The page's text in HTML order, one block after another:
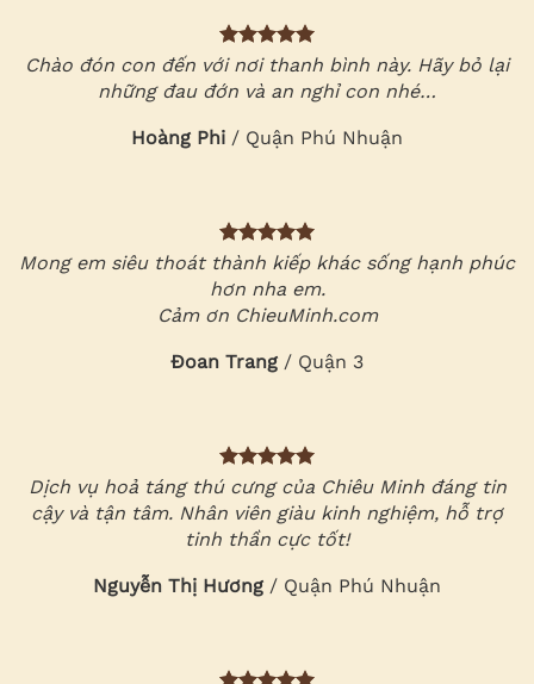
Chào đón con đến với nơi thanh bình này. Hãy bỏ lại
những đau đớn và an nghỉ con nhé…
Hoàng Phi / Quận Phú Nhuận
Mong em siêu thoát thành kiếp khác sống hạnh phúc
hơn nha em.
Cảm ơn ChieuMinh.com
Đoan Trang / Quận 3
Dịch vụ hoả táng thú cưng của Chiêu Minh đáng tin
cậy và tận tâm. Nhân viên giàu kinh nghiệm, hỗ trợ
tinh thần cực tốt!
Nguyễn Thị Hương / Quận Phú Nhuận